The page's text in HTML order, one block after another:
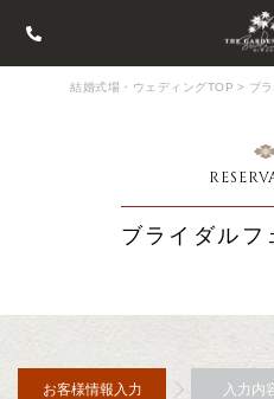
結婚式場・ウェディングTOP > ブ
ブライダルフ
お客様情報入力 入力内